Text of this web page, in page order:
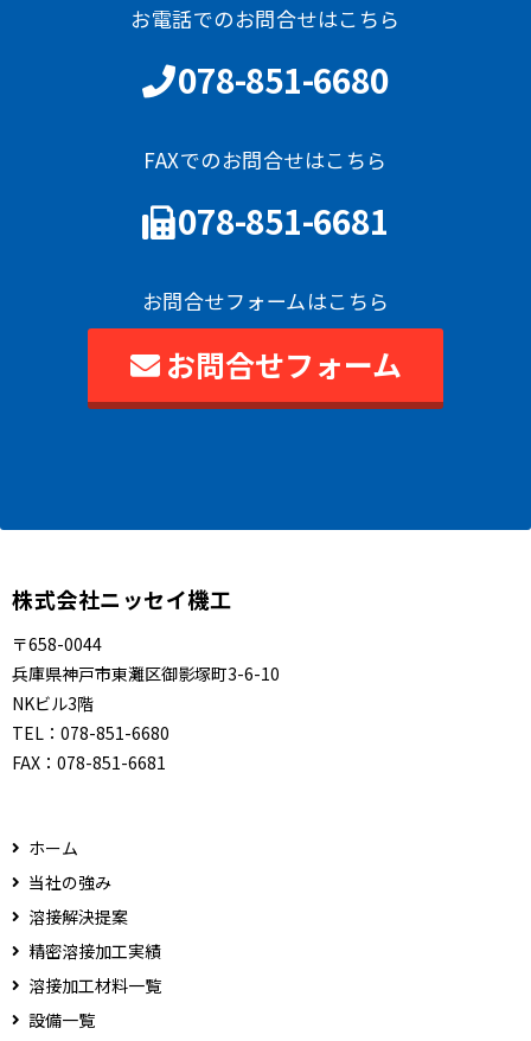
お電話でのお問合せはこちら
078-851-6680
FAXでのお問合せはこちら
078-851-6681
お問合せフォームはこちら
お問合せフォーム
株式会社ニッセイ機工
〒658-0044
兵庫県神戸市東灘区御影塚町3-6-10
NKビル3階
TEL： 078-851-6680
FAX： 078-851-6681
ホーム
当社の強み
溶接解決提案
精密溶接加工実績
溶接加工材料一覧
設備一覧